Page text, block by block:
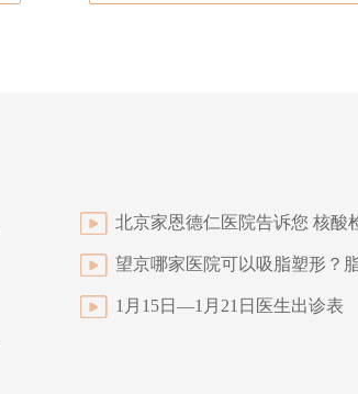
1月15日—1月21日医生出诊表